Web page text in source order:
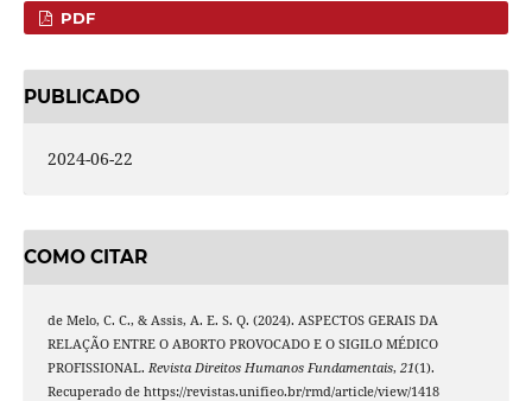
PDF
PUBLICADO
2024-06-22
COMO CITAR
de Melo, C. C., & Assis, A. E. S. Q. (2024). ASPECTOS GERAIS DA
RELAÇÃO ENTRE O ABORTO PROVOCADO E O SIGILO MÉDICO
PROFISSIONAL. Revista Direitos Humanos Fundamentais, 21(1).
Recuperado de https://revistas.unifieo.br/rmd/article/view/1418